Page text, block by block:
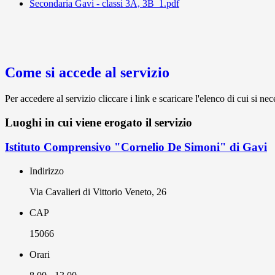
Secondaria Gavi - classi 3A, 3B_1.pdf
Come si accede al servizio
Per accedere al servizio cliccare i link e scaricare l'elenco di cui si
Luoghi in cui viene erogato il servizio
Istituto Comprensivo "Cornelio De Simoni" di Gavi
Indirizzo
Via Cavalieri di Vittorio Veneto, 26
CAP
15066
Orari